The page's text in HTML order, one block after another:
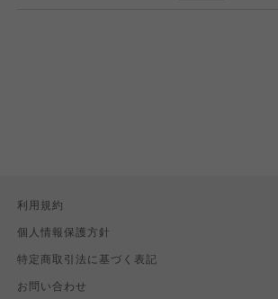
利用規約
個人情報保護方針
特定商取引法に基づく表記
お問い合わせ